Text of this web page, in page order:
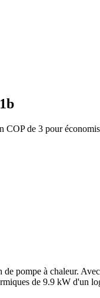
de 3 pour
pompe à chaleur.
de 9.9 kW d'un